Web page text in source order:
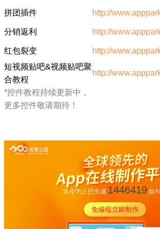
拼团插件 http://
分销返利 http://
红包裂变
http://
短视频贴吧&视频贴吧聚
合教程
http://
*控件教程持续更新中，
更多控件敬请期待！
迄今为止已生成 1446419款